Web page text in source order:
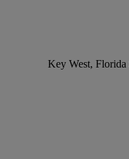
Key West, Florida